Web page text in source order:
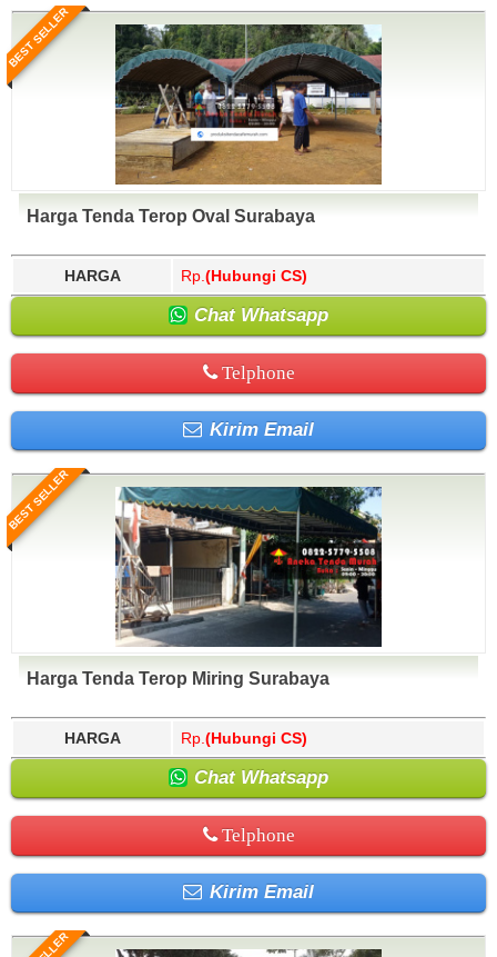
BEST SELLER
Harga Tenda Terop Oval Surabaya
HARGA Rp. (Hubungi CS)
Chat Whatsapp
Telphone
Kirim Email
BEST SELLER
Harga Tenda Terop Miring Surabaya
HARGA Rp. (Hubungi CS)
Chat Whatsapp
Telphone
Kirim Email